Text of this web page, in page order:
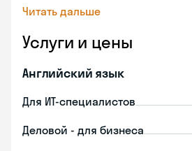
Читать дальше
Услуги и цены
Английский язык
Для ИТ-специалистов
Деловой - для бизнеса